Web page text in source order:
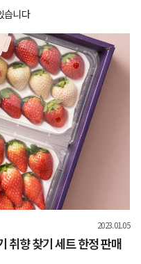
습니다
2023.01.05
취향 찾기 세트 한정 판매